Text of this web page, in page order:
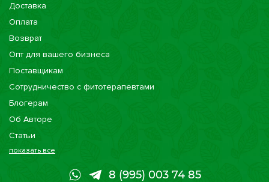
Доставка
Оплата
Возврат
Опт для вашего бизнеса
Поставщикам
Сотрудничество с фитотерапевтами
Блогерам
Об Авторе
Статьи
Консультации
Наши магазины
показать все
8 (995) 003 74 85